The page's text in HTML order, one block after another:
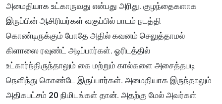
அமைதியாக உட்காருவது என்பது அரிது. குழந்தைகளாக
இருப்பின் ஆசிரியர்கள் வகுப்பில் பாடம் நடத்தி
கொண்டிருக்கும் போதே அதில் கவனம் செலுத்தாமல்
கிளாஸை ரவுண்ட் அடிப்பார்கள். ஓரிடத்தில்
உட்கார்ந்திருந்தாலும் கை மற்றும் கால்களை அசைத்தபடி
நெளிந்து கொண்டே இருப்பார்கள். அமைதியாக இருந்தாலும்
அதிகபட்சம் 20 நிமிடங்கள் தான். அதற்கு மேல் அவர்கள்